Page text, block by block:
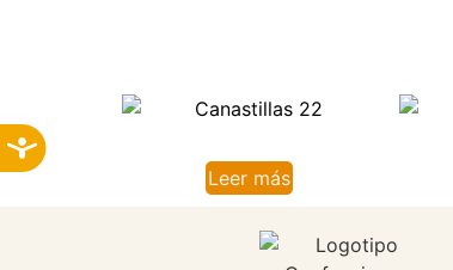
Leer más